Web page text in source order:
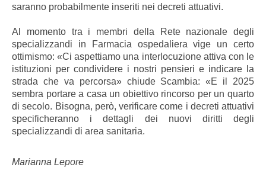
saranno probabilmente inseriti nei decreti attuativi.
Al momento tra i membri della Rete nazionale degli
specializzandi in Farmacia ospedaliera vige un certo
ottimismo: «Ci aspettiamo una interlocuzione attiva con le
istituzioni per condividere i nostri pensieri e indicare la
strada che va percorsa» chiude Scambia: «E il 2025
sembra portare a casa un obiettivo rincorso per un quarto
di secolo. Bisogna, però, verificare come i decreti attuativi
specificheranno i dettagli dei nuovi diritti degli
specializzandi di area sanitaria.
Marianna Lepore